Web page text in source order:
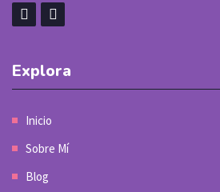
Explora
Inicio
Sobre Mí
Blog